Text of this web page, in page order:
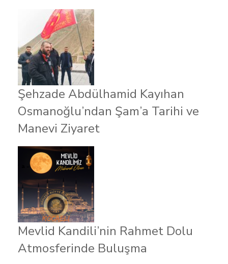
Şehzade Abdülhamid Kayıhan
Osmanoğlu’ndan Şam’a Tarihi ve
Manevi Ziyaret
Mevlid Kandili’nin Rahmet Dolu
Atmosferinde Buluşma